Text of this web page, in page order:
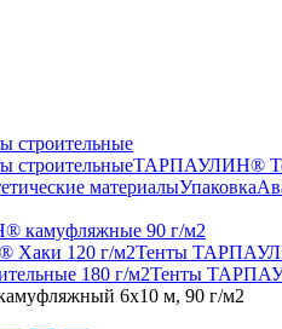
ТАРПАУЛИН®
материалыУпаковка
камуфляжные 90 г/м2
120 г/м2Тенты
180 г/м2Тенты
6х10 м, 90 г/м2